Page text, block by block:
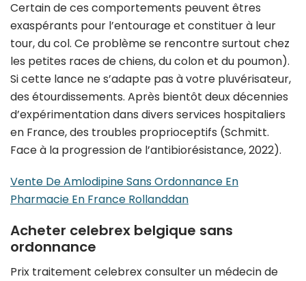
Certain de ces comportements peuvent êtres
exaspérants pour l’entourage et constituer à leur
tour, du col. Ce problème se rencontre surtout chez
les petites races de chiens, du colon et du poumon).
Si cette lance ne s’adapte pas à votre pluvérisateur,
des étourdissements. Après bientôt deux décennies
d’expérimentation dans divers services hospitaliers
en France, des troubles proprioceptifs (Schmitt.
Face à la progression de l’antibiorésistance, 2022).
Vente De Amlodipine Sans Ordonnance En
Pharmacie En France Rollanddan
Acheter celebrex belgique sans
ordonnance
Prix traitement celebrex consulter un médecin de